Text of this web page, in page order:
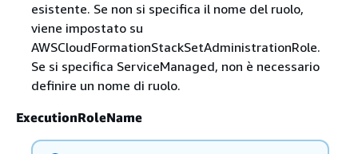
esistente. Se non si specifica il nome del ruolo,
viene impostato su
AWSCloudFormationStackSetAdministrationRole.
Se si specifica ServiceManaged, non è necessario
definire un nome di ruolo.
ExecutionRoleName